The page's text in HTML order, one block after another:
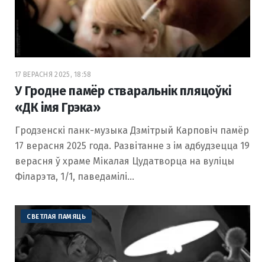
17 ВЕРАСНЯ 2025, 18:58
У Гродне памёр стваральнік пляцоўкі
«ДК імя Грэка»
Гродзенскі панк-музыка Дзмітрый Карповіч памёр
17 верасня 2025 года. Развітанне з ім адбудзецца 19
верасня ў храме Мікалая Цудатворца на вуліцы
Філарэта, 1/1, паведамілі…
СВЕТЛАЯ ПАМЯЦЬ